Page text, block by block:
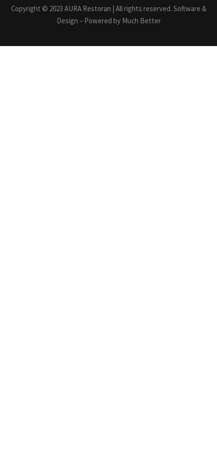
Copyright © 2023 AURA Restoran | All rights reserved. Software &
Design – Powered by Much Better